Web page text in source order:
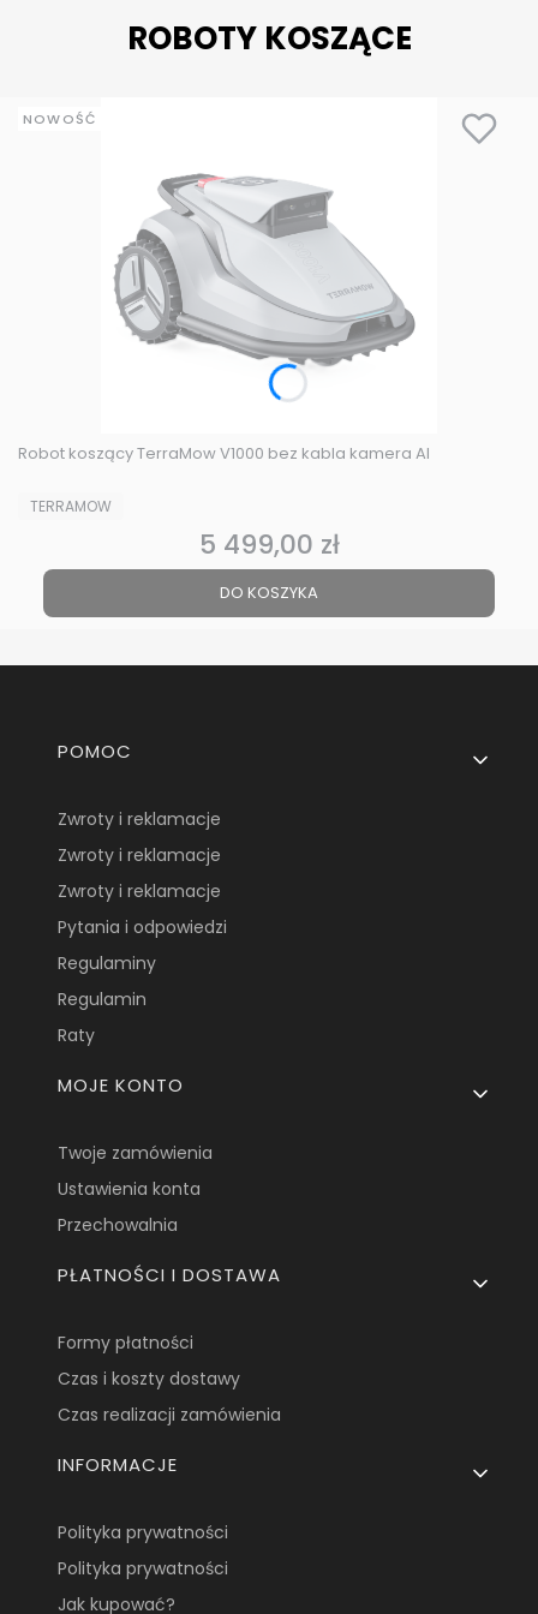
ROBOTY KOSZĄCE
NOWOŚĆ
Robot koszący TerraMow V1000 bez kabla kamera AI
PRODUCENT
TERRAMOW
Cena
5 499,00 zł
DO KOSZYKA
Linki w stopce
POMOC
Zwroty i reklamacje
Zwroty i reklamacje
Zwroty i reklamacje
Pytania i odpowiedzi
Regulaminy
Regulamin
Raty
MOJE KONTO
Twoje zamówienia
Ustawienia konta
Przechowalnia
PŁATNOŚCI I DOSTAWA
Formy płatności
Czas i koszty dostawy
Czas realizacji zamówienia
INFORMACJE
Polityka prywatności
Polityka prywatności
Jak kupować?